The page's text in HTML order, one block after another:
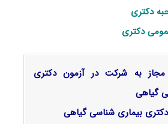
دکتری
دکتری
به شرکت در آزمون دکتری
گیاهی
بیماری شناسی گیاهی